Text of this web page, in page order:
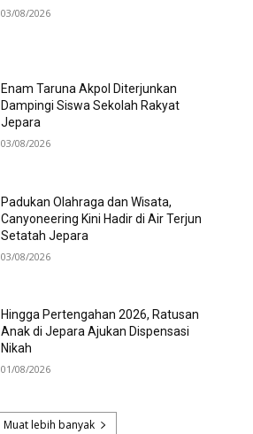
03/08/2026
Enam Taruna Akpol Diterjunkan
Dampingi Siswa Sekolah Rakyat
Jepara
03/08/2026
Padukan Olahraga dan Wisata,
Canyoneering Kini Hadir di Air Terjun
Setatah Jepara
03/08/2026
Hingga Pertengahan 2026, Ratusan
Anak di Jepara Ajukan Dispensasi
Nikah
01/08/2026
Muat lebih banyak